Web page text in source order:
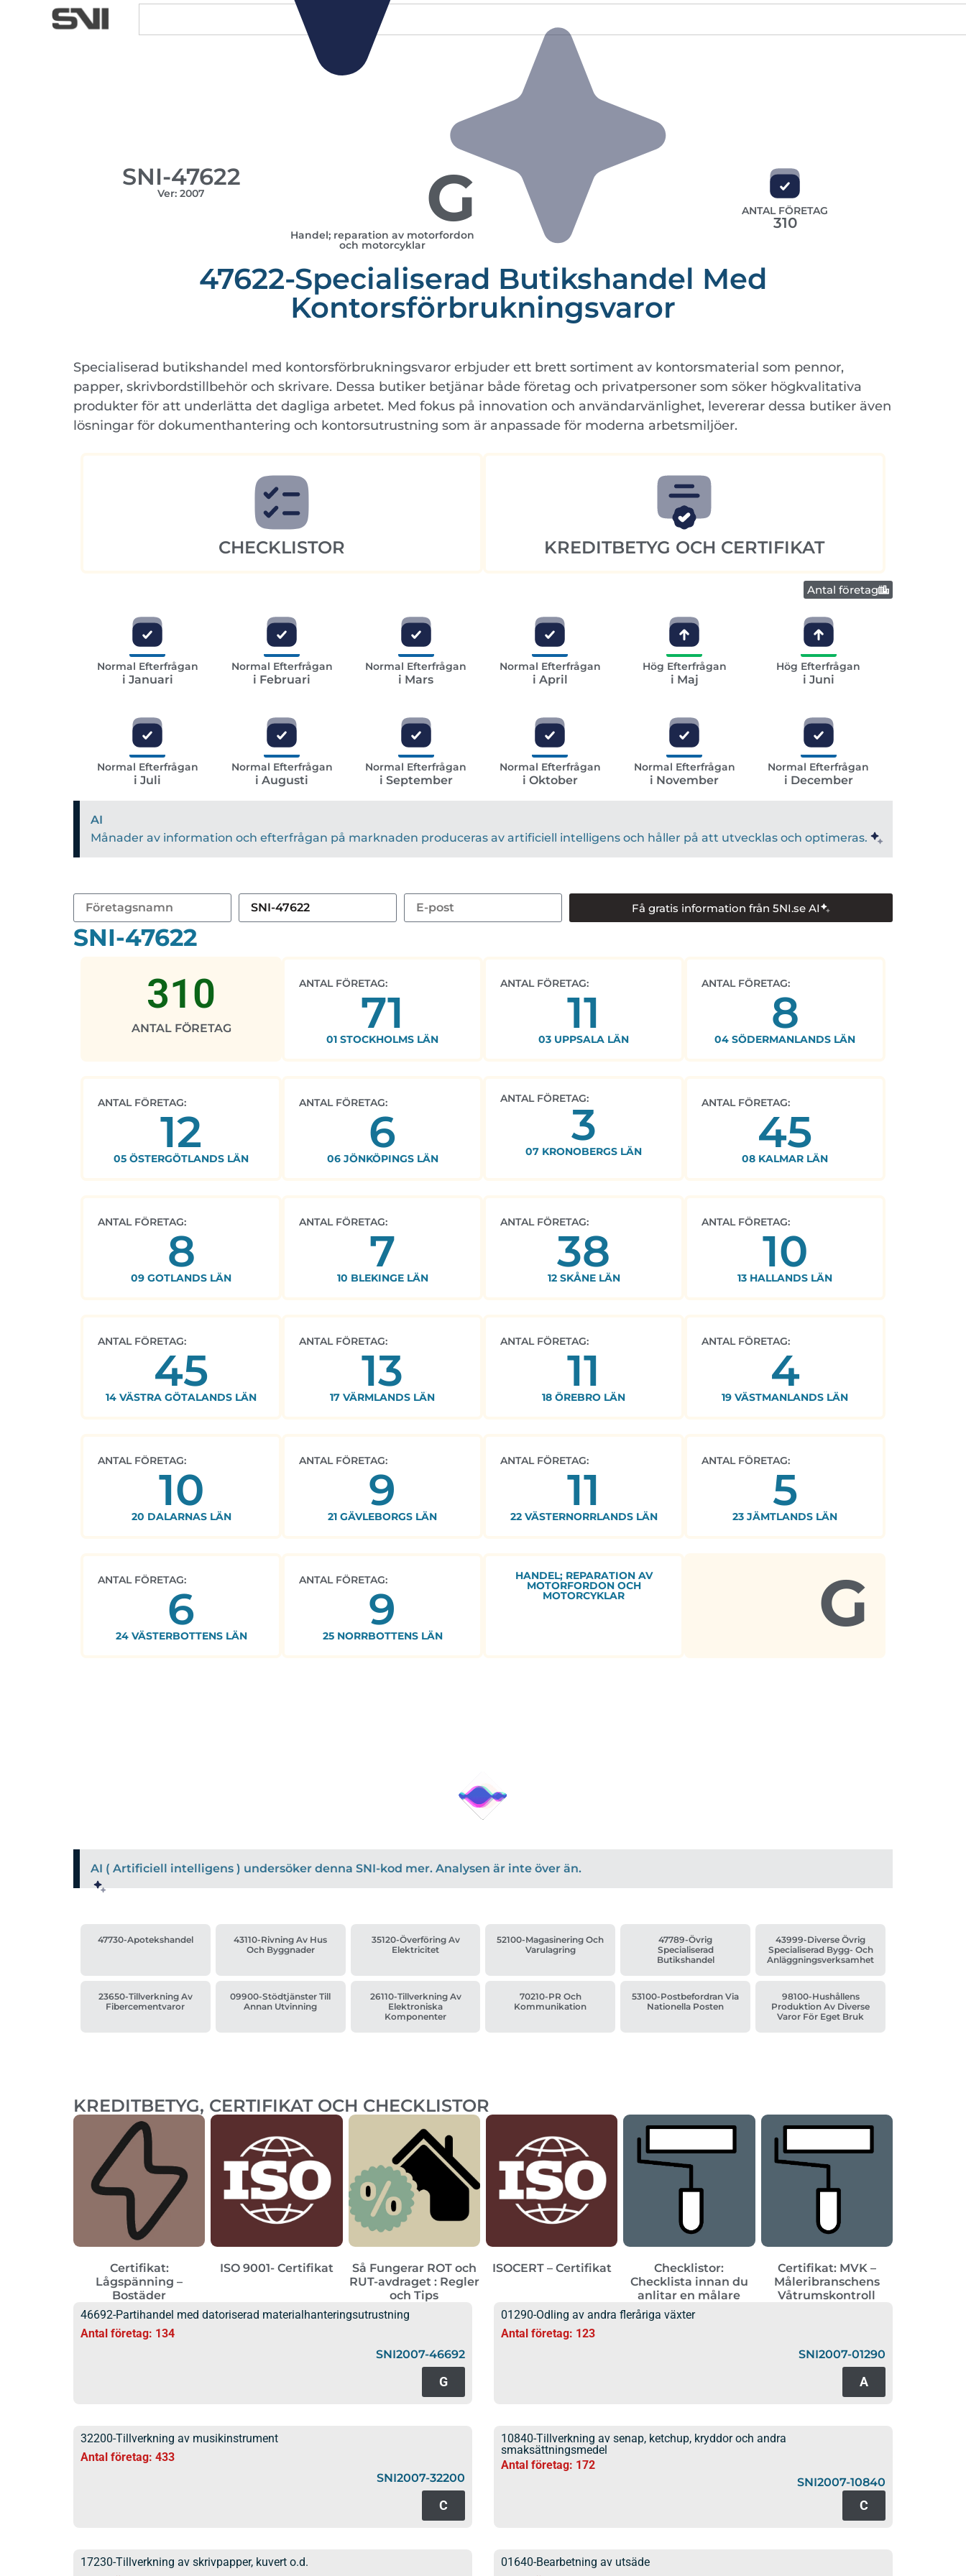
SNI-47622
Ver: 2007 G
Handel; reparation av motorfordon
och motorcyklar
ANTAL FÖRETAG
310
47622-Specialiserad Butikshandel Med
Kontorsförbrukningsvaror
Specialiserad butikshandel med kontorsförbrukningsvaror erbjuder ett brett sortiment av kontorsmaterial som pennor,
papper, skrivbordstillbehör och skrivare. Dessa butiker betjänar både företag och privatpersoner som söker högkvalitativa
produkter för att underlätta det dagliga arbetet. Med fokus på innovation och användarvänlighet, levererar dessa butiker även
lösningar för dokumenthantering och kontorsutrustning som är anpassade för moderna arbetsmiljöer.
CHECKLISTOR KREDITBETYG OCH CERTIFIKAT
Antal företag
Normal Efterfrågan
i Januari
Normal Efterfrågan
i Februari
Normal Efterfrågan
i Mars
Normal Efterfrågan
i April
Hög Efterfrågan
i Maj
Hög Efterfrågan
i Juni
Normal Efterfrågan
i Juli
Normal Efterfrågan
i Augusti
Normal Efterfrågan
i September
Normal Efterfrågan
i Oktober
Normal Efterfrågan
i November
Normal Efterfrågan
i December
AI
Månader av information och efterfrågan på marknaden produceras av artificiell intelligens och håller på att utvecklas och optimeras.
Få gratis information från 5NI.se AI
SNI-47622
ANTAL FÖRETAG
310 ANTAL FÖRETAG:
71
01 STOCKHOLMS LÄN
ANTAL FÖRETAG:
11
03 UPPSALA LÄN
ANTAL FÖRETAG:
8
04 SÖDERMANLANDS LÄN
ANTAL FÖRETAG:
12
05 ÖSTERGÖTLANDS LÄN
ANTAL FÖRETAG:
6
06 JÖNKÖPINGS LÄN
ANTAL FÖRETAG:
3
07 KRONOBERGS LÄN
ANTAL FÖRETAG:
45
08 KALMAR LÄN
ANTAL FÖRETAG:
8
09 GOTLANDS LÄN
ANTAL FÖRETAG:
7
10 BLEKINGE LÄN
ANTAL FÖRETAG:
38
12 SKÅNE LÄN
ANTAL FÖRETAG:
10
13 HALLANDS LÄN
ANTAL FÖRETAG:
45
14 VÄSTRA GÖTALANDS LÄN
ANTAL FÖRETAG:
13
17 VÄRMLANDS LÄN
ANTAL FÖRETAG:
11
18 ÖREBRO LÄN
ANTAL FÖRETAG:
4
19 VÄSTMANLANDS LÄN
ANTAL FÖRETAG:
10
20 DALARNAS LÄN
ANTAL FÖRETAG:
9
21 GÄVLEBORGS LÄN
ANTAL FÖRETAG:
11
22 VÄSTERNORRLANDS LÄN
ANTAL FÖRETAG:
5
23 JÄMTLANDS LÄN
ANTAL FÖRETAG:
6
24 VÄSTERBOTTENS LÄN
ANTAL FÖRETAG:
9
25 NORRBOTTENS LÄN
HANDEL; REPARATION AV
MOTORFORDON OCH
MOTORCYKLAR G
AI ( Artificiell intelligens ) undersöker denna SNI-kod mer. Analysen är inte över än.
47730-Apotekshandel
43110-Rivning Av Hus
Och Byggnader
35120-Överföring Av
Elektricitet
52100-Magasinering Och
Varulagring
47789-Övrig
Specialiserad
Butikshandel
43999-Diverse Övrig
Specialiserad Bygg- Och
Anläggningsverksamhet
23650-Tillverkning Av
Fibercementvaror
09900-Stödtjänster Till
Annan Utvinning
26110-Tillverkning Av
Elektroniska
Komponenter
70210-PR Och
Kommunikation
53100-Postbefordran Via
Nationella Posten
98100-Hushållens
Produktion Av Diverse
Varor För Eget Bruk
KREDITBETYG, CERTIFIKAT OCH CHECKLISTOR
Certifikat:
Lågspänning –
Bostäder
ISO 9001- Certifikat
Så Fungerar ROT och
RUT-avdraget : Regler
och Tips
ISOCERT – Certifikat
Checklistor:
Checklista innan du
anlitar en målare
Certifikat: MVK –
Måleribranschens
Våtrumskontroll
46692-Partihandel med datoriserad materialhanteringsutrustning
Antal företag: 134
SNI2007-46692
G
01290-Odling av andra fleråriga växter
Antal företag: 123
SNI2007-01290
A
32200-Tillverkning av musikinstrument
Antal företag: 433
SNI2007-32200
C
10840-Tillverkning av senap, ketchup, kryddor och andra
smaksättningsmedel
Antal företag: 172
SNI2007-10840
C
17230-Tillverkning av skrivpapper, kuvert o.d.
01640-Bearbetning av utsäde